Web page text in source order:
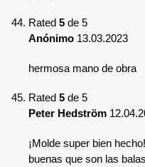
Rated 5 de 5
Anónimo 13.03.2023
hermosa mano de obra
Rated 5 de 5
Peter Hedström
¡Molde super bien
buenas que son las